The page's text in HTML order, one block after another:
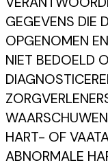
GEGEVENS DIE
OPGENOMEN
NIET BEDOELD
HART- OF
ABNORMALE